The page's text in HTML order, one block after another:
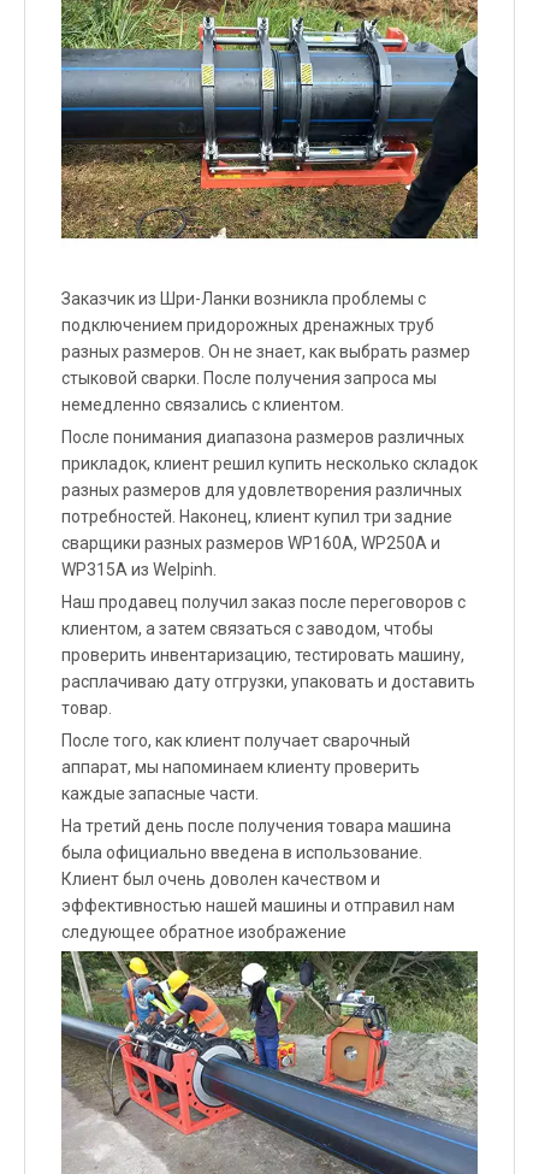
Заказчик из Шри-Ланки возникла проблемы с
подключением придорожных дренажных труб
разных размеров. Он не знает, как выбрать размер
стыковой сварки. После получения запроса мы
немедленно связались с клиентом.
После понимания диапазона размеров различных
прикладок, клиент решил купить несколько складок
разных размеров для удовлетворения различных
потребностей. Наконец, клиент купил три задние
сварщики разных размеров WP160A, WP250A и
WP315A из Welpinh.
Наш продавец получил заказ после переговоров с
клиентом, а затем связаться с заводом, чтобы
проверить инвентаризацию, тестировать машину,
расплачиваю дату отгрузки, упаковать и доставить
товар.
После того, как клиент получает сварочный
аппарат, мы напоминаем клиенту проверить
каждые запасные части.
На третий день после получения товара машина
была официально введена в использование.
Клиент был очень доволен качеством и
эффективностью нашей машины и отправил нам
следующее обратное изображение